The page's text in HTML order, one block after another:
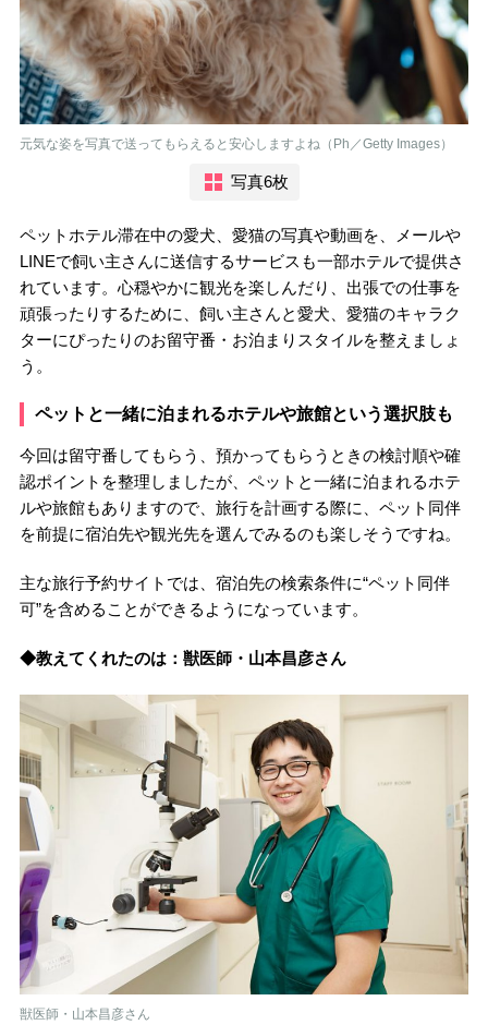
元気な姿を写真で送ってもらえると安心しますよね（Ph／Getty Images）
写真6枚
ペットホテル滞在中の愛犬、愛猫の写真や動画を、メールや
LINEで飼い主さんに送信するサービスも一部ホテルで提供さ
れています。心穏やかに観光を楽しんだり、出張での仕事を
頑張ったりするために、飼い主さんと愛犬、愛猫のキャラク
ターにぴったりのお留守番・お泊まりスタイルを整えましょ
う。
ペットと一緒に泊まれるホテルや旅館という選択肢も
今回は留守番してもらう、預かってもらうときの検討順や確
認ポイントを整理しましたが、ペットと一緒に泊まれるホテ
ルや旅館もありますので、旅行を計画する際に、ペット同伴
を前提に宿泊先や観光先を選んでみるのも楽しそうですね。
主な旅行予約サイトでは、宿泊先の検索条件に“ペット同伴
可”を含めることができるようになっています。
◆教えてくれたのは：獣医師・山本昌彦さん
獣医師・山本昌彦さん